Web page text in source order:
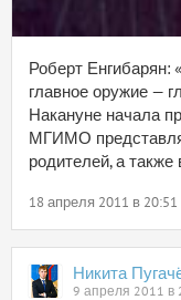
Роберт
главное оружие —
Накануне начала
МГИМО
родителей, а также
18 апреля 2011 в 20:51
Никита
9 апреля 2011 в